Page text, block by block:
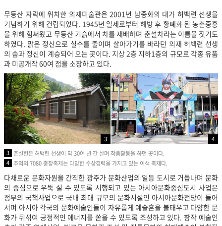
무등산 자락에 위치한 의재미술관은 2001년 남종화의 대가 허백련 선생을
기념하기 위해 건립되었다. 1945년 일제로부터 해방 후 황폐화 된 농촌중흥
을 위해 힘써왔고 무등산 기슭에서 차를 재배하며 춘설차라는 이름을 짓기도
하였다. 맑은 정신으로 실수를 줄이며 살아가기를 바라던 의재 허백련 선생
의 숨과 정신이 계승되어 오는 곳이다. 지상 2층 지하1층의 규모로 각종 유품
과 미공개작 60여 점을 소장하고 있다.
3
4
3 춘설헌은 허백련 선생이 약 30여 년 간 살며 작품활동을 하던 곳이다.
4 추억의 7080 충장축제는 다양한 수상경력을 가지고 있는 이색 축제다.
다채로운 문화자원을 간직한 광주가 문화산업의 일등 도시로 거듭나며 문화
의 중심으로 우뚝 설 수 있도록 시행되고 있는 아시아문화중심도시 사업은
정부의 국책사업으로 국내 최대 규모의 문화시설인 아시아문화전당이 들어
서며 아시아 각국의 문화예술인들이 자유롭게 예술혼을 불태우고 다양한 문
화가 뒤섞여 긍정적인 에너지를 쏟을 수 있도록 조성하고 있다. 창작 예술인